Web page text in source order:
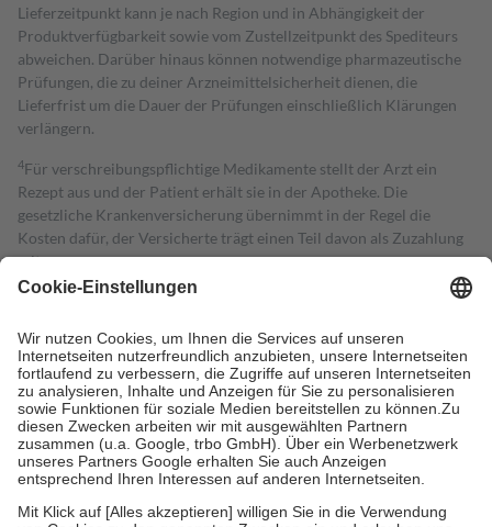
Lieferzeitpunkt kann je nach Region und in Abhängigkeit der
Produktverfügbarkeit sowie vom Zustellzeitpunkt des Spediteurs
abweichen. Darüber hinaus können notwendige pharmazeutische
Prüfungen, die zu deiner Arzneimittelsicherheit dienen, die
Lieferfrist um die Dauer der Prüfungen einschließlich Klärungen
verlängern.
4Für verschreibungspflichtige Medikamente stellt der Arzt ein
Rezept aus und der Patient erhält sie in der Apotheke. Die
gesetzliche Krankenversicherung übernimmt in der Regel die
Kosten dafür, der Versicherte trägt einen Teil davon als Zuzahlung
mit.
Grundsätzlich leisten Mitglieder Zuzahlungen in Höhe von zehn
höchstens zehn Euro.
Es sind jedoch nie mehr als die tatsächlichen
Kosten der Leistung zu entrichten.
Diese Regeln gelten grundsätzlich auch für Online-Apotheken.
Bei Heilmitteln und häuslicher Krankenpflege beträgt die
Zuzahlung zehn Prozent der Kosten sowie zehn Euro je
Verordnung.
Um das Engagement der Versicherten für ihre eigene Gesundheit zu
stärken und die besondere Stellung der Familie zu unterstützen,
fallenkeine Zuzahlungenan bei: